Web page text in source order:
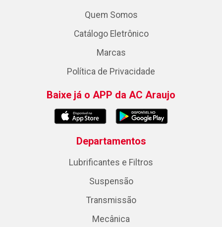
Quem Somos
Catálogo Eletrônico
Marcas
Política de Privacidade
Baixe já o APP da AC Araujo
Departamentos
Lubrificantes e Filtros
Suspensão
Transmissão
Mecânica